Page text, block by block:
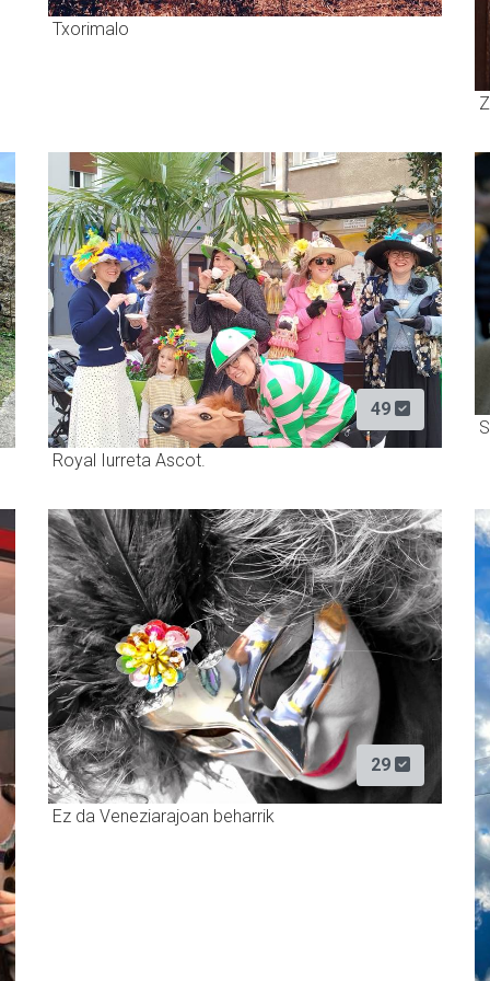
Txorimalo
49
Royal Iurreta Ascot.
29
Ez da Veneziarajoan beharrik